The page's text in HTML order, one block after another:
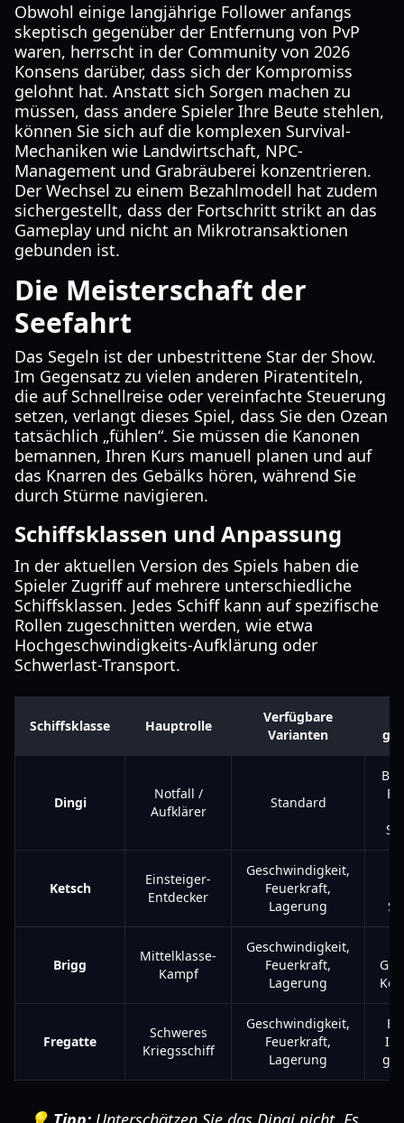
Obwohl einige langjährige Follower anfangs
skeptisch gegenüber der Entfernung von PvP
waren, herrscht in der Community von 2026
Konsens darüber, dass sich der Kompromiss
gelohnt hat. Anstatt sich Sorgen machen zu
müssen, dass andere Spieler Ihre Beute stehlen,
können Sie sich auf die komplexen Survival-
Mechaniken wie Landwirtschaft, NPC-
Management und Grabräuberei konzentrieren.
Der Wechsel zu einem Bezahlmodell hat zudem
sichergestellt, dass der Fortschritt strikt an das
Gameplay und nicht an Mikrotransaktionen
gebunden ist.
Die Meisterschaft der
Seefahrt
Das Segeln ist der unbestrittene Star der Show.
Im Gegensatz zu vielen anderen Piratentiteln,
die auf Schnellreise oder vereinfachte Steuerung
setzen, verlangt dieses Spiel, dass Sie den Ozean
tatsächlich „fühlen“. Sie müssen die Kanonen
bemannen, Ihren Kurs manuell planen und auf
das Knarren des Gebälks hören, während Sie
durch Stürme navigieren.
Schiffsklassen und Anpassung
In der aktuellen Version des Spiels haben die
Spieler Zugriff auf mehrere unterschiedliche
Schiffsklassen. Jedes Schiff kann auf spezifische
Rollen zugeschnitten werden, wie etwa
Hochgeschwindigkeits-Aufklärung oder
Schwerlast-Transport.
Schiffsklasse Hauptrolle
Verfügbare
Varianten
Dingi
Notfall /
Aufklärer
Standard
Ketsch
Einsteiger-
Entdecker
Geschwindigkeit,
Feuerkraft,
Lagerung
Brigg
Mittelklasse-
Kampf
Geschwindigkeit,
Feuerkraft,
Lagerung
Fregatte
Schweres
Kriegsschiff
Geschwindigkeit,
Feuerkraft,
Lagerung